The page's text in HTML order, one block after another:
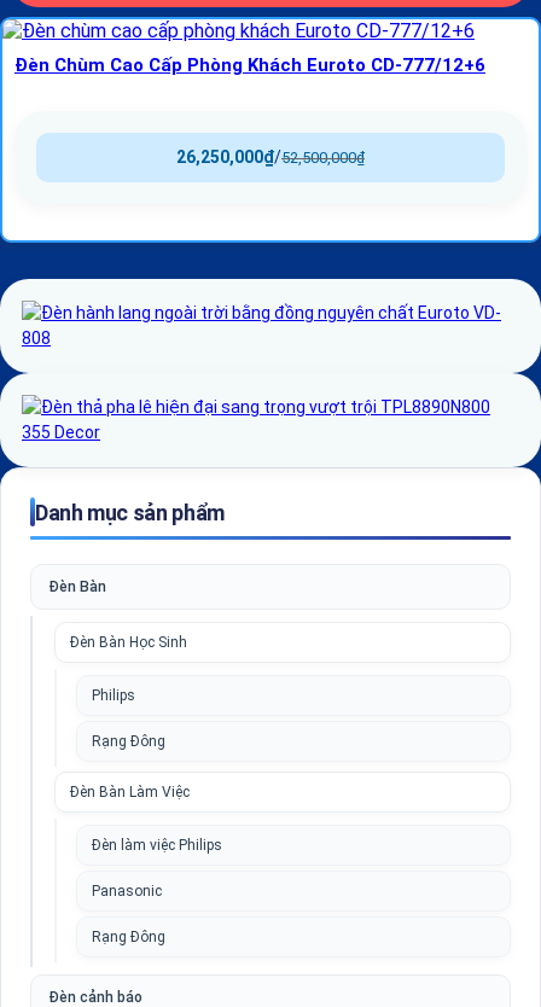
Đèn Chùm Cao Cấp Phòng Khách Euroto CD-777/12+6
52,500,000₫
/
26,250,000₫
Danh mục sản phẩm
Đèn Bàn
Đèn Bàn Học Sinh
Philips
Rạng Đông
Đèn Bàn Làm Việc
Đèn làm việc Philips
Panasonic
Rạng Đông
Đèn cảnh báo